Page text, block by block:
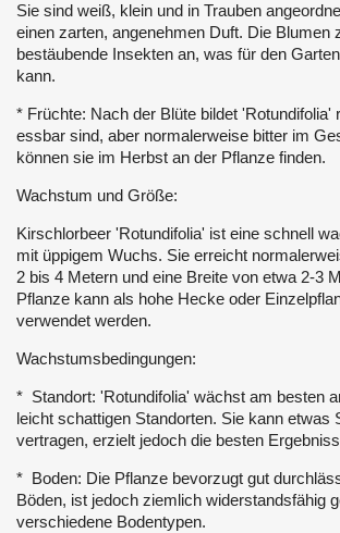
Sie sind weiß, klein und in Trauben
einen zarten, angenehmen Duft. Die Blumen
bestäubende Insekten an, was für den
kann.
* Früchte: Nach der Blüte bildet 'Rotundifolia'
essbar sind, aber normalerweise bitter im
können sie im Herbst an der Pflanze finden.
Wachstum und Größe:
Kirschlorbeer 'Rotundifolia' ist eine schnell
mit üppigem Wuchs. Sie erreicht
2 bis 4 Metern und eine Breite von etwa 2-3
Pflanze kann als hohe Hecke oder
verwendet werden.
Wachstumsbedingungen:
* Standort: 'Rotundifolia' wächst am besten
leicht schattigen Standorten. Sie kann etwas
vertragen, erzielt jedoch die besten
* Boden: Die Pflanze bevorzugt gut
Böden, ist jedoch ziemlich widerstandsfähig
verschiedene Bodentypen.